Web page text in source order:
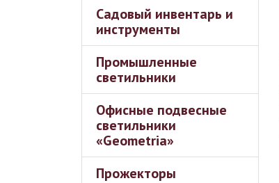
Садовый инвентарь и
инструменты
Промышленные
светильники
Офисные подвесные
светильники
«Geometria»
Прожекторы